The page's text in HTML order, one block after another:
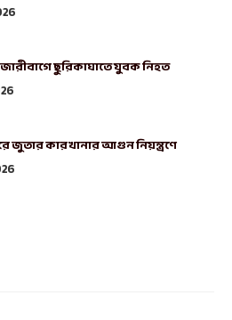
ছুরিকাঘাতে যুবক নিহত
জুতার কারখানার আগুন নিয়ন্ত্রণে